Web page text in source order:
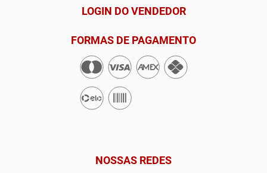
LOGIN DO VENDEDOR
FORMAS DE PAGAMENTO
NOSSAS REDES